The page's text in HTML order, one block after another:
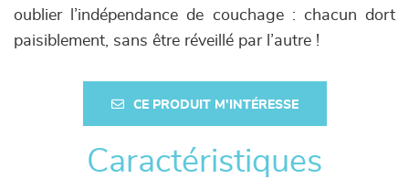
oublier l’indépendance de couchage : chacun dort
paisiblement, sans être réveillé par l’autre !
CE PRODUIT M'INTÉRESSE
Caractéristiques